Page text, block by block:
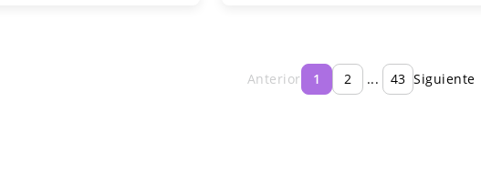
Anterior 1 2 ... 43 Siguiente